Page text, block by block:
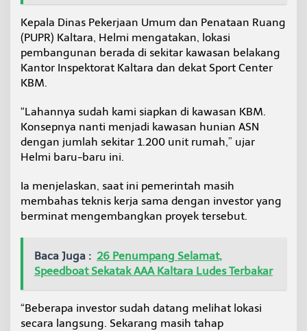
Kepala Dinas Pekerjaan Umum dan Penataan Ruang
(PUPR) Kaltara, Helmi mengatakan, lokasi
pembangunan berada di sekitar kawasan belakang
Kantor Inspektorat Kaltara dan dekat Sport Center
KBM.
“Lahannya sudah kami siapkan di kawasan KBM.
Konsepnya nanti menjadi kawasan hunian ASN
dengan jumlah sekitar 1.200 unit rumah,” ujar
Helmi baru-baru ini.
Ia menjelaskan, saat ini pemerintah masih
membahas teknis kerja sama dengan investor yang
berminat mengembangkan proyek tersebut.
Baca Juga : 26 Penumpang Selamat,
Speedboat Sekatak AAA Kaltara Ludes Terbakar
“Beberapa investor sudah datang melihat lokasi
secara langsung. Sekarang masih tahap